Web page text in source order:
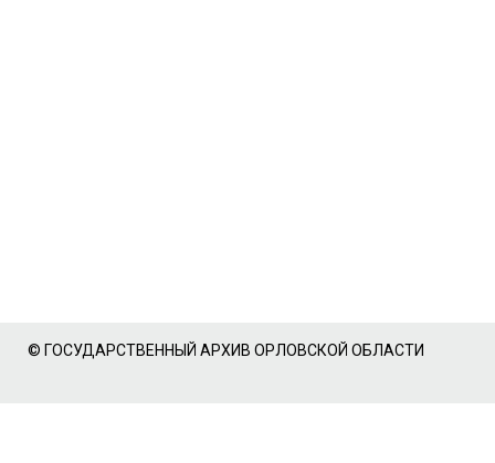
© ГОСУДАРСТВЕННЫЙ АРХИВ ОРЛОВСКОЙ ОБЛАСТИ